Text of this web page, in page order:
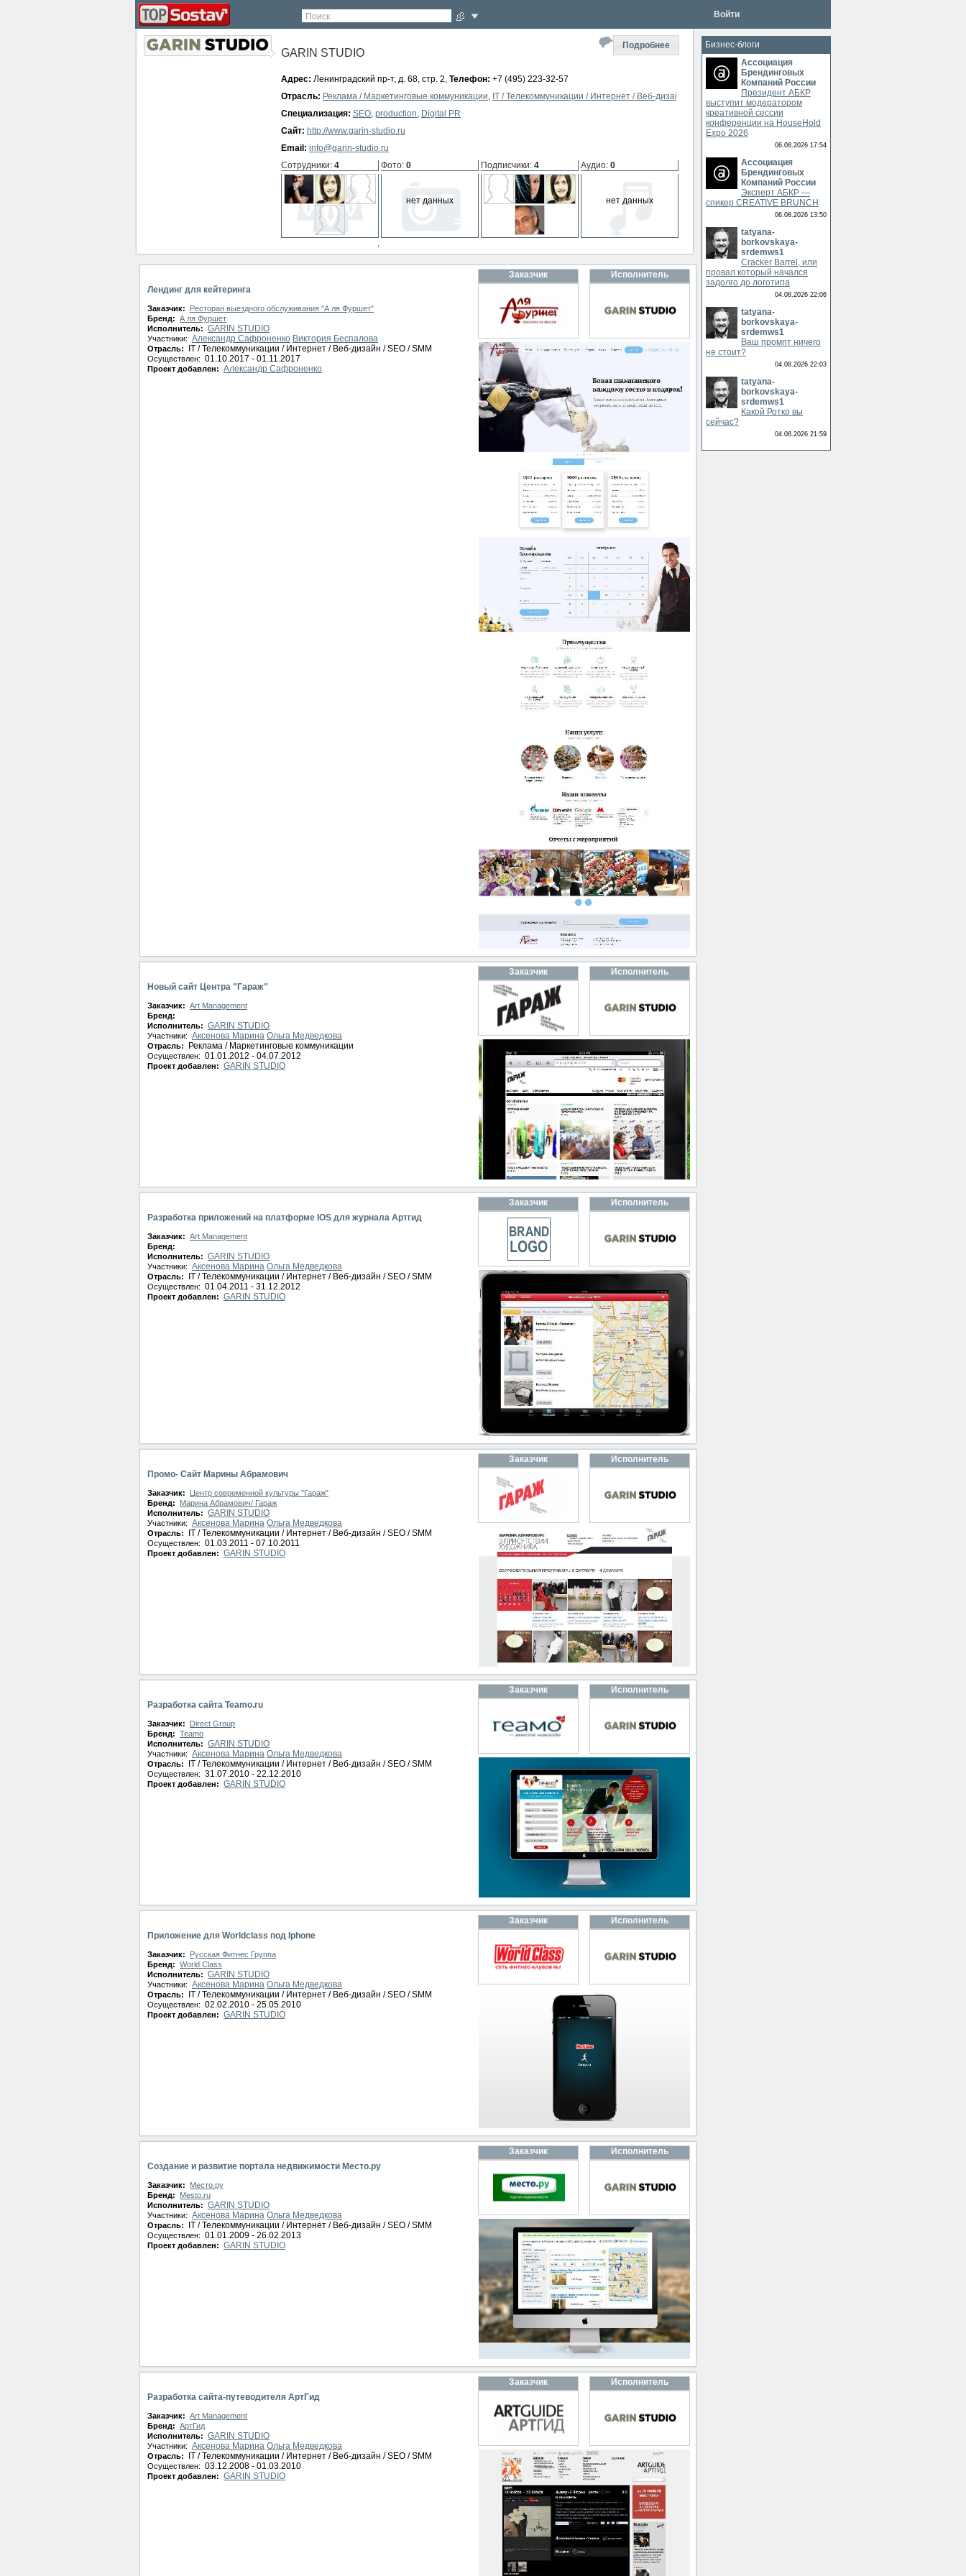
Поиск Войти
Подробнее
GARIN STUDIO
Адрес: Ленинградский пр-т, д. 68, стр. 2, Телефон: +7 (495) 223-32-57
Отрасль: Реклама / Маркетинговые коммуникации, IT / Телекоммуникации / Интернет / Веб-дизайн / SEO / SMM
Медиаселлинг / Медиабаинг / Медиаплэнинг
Специализация: SEO, production, Digital PR
Сайт: http://www.garin-studio.ru
Email: info@garin-studio.ru
Сотрудники: 4 Фото: 0
нет данных
Подписчики: 4 Аудио: 0
нет данных
Лендинг для кейтеринга
Заказчик:
Ресторан выездного обслуживания "А ля Фуршет"
Бренд: А ля Фуршет
Исполнитель: GARIN STUDIO
Участники: Александр Сафроненко Виктория Беспалова
Отрасль: IT / Телекоммуникации / Интернет / Веб-дизайн / SEO / SMM
Осуществлен: 01.10.2017 - 01.11.2017
Проект добавлен: Александр Сафроненко
Заказчик Исполнитель
Новый сайт Центра "Гараж"
Заказчик: Art Management
Бренд:
Исполнитель: GARIN STUDIO
Участники: Аксенова Марина Ольга Медведкова
Отрасль: Реклама / Маркетинговые коммуникации
Осуществлен: 01.01.2012 - 04.07.2012
Проект добавлен: GARIN STUDIO
Заказчик Исполнитель
Разработка приложений на платформе IOS для журнала Артгид
Заказчик: Art Management
Бренд:
Исполнитель: GARIN STUDIO
Участники: Аксенова Марина Ольга Медведкова
Отрасль: IT / Телекоммуникации / Интернет / Веб-дизайн / SEO / SMM
Осуществлен: 01.04.2011 - 31.12.2012
Проект добавлен: GARIN STUDIO
Заказчик Исполнитель
Промо- Сайт Марины Абрамович
Заказчик:
Центр современной культуры "Гараж"
Бренд:
Марина Абрамович/ Гараж
Исполнитель: GARIN STUDIO
Участники: Аксенова Марина Ольга Медведкова
Отрасль: IT / Телекоммуникации / Интернет / Веб-дизайн / SEO / SMM
Осуществлен: 01.03.2011 - 07.10.2011
Проект добавлен: GARIN STUDIO
Заказчик Исполнитель
Разработка сайта Teamo.ru
Заказчик:
Direct Group
Бренд: Teamo
Исполнитель: GARIN STUDIO
Участники: Аксенова Марина Ольга Медведкова
Отрасль: IT / Телекоммуникации / Интернет / Веб-дизайн / SEO / SMM
Осуществлен: 31.07.2010 - 22.12.2010
Проект добавлен: GARIN STUDIO
Заказчик Исполнитель
Приложение для Worldclass под Iphone
Заказчик:
Русская Фитнес Группа
Бренд: World Class
Исполнитель: GARIN STUDIO
Участники: Аксенова Марина Ольга Медведкова
Отрасль: IT / Телекоммуникации / Интернет / Веб-дизайн / SEO / SMM
Осуществлен: 02.02.2010 - 25.05.2010
Проект добавлен: GARIN STUDIO
Заказчик Исполнитель
Создание и развитие портала недвижимости Место.ру
Заказчик:
Место.ру
Бренд:
Mesto.ru
Исполнитель: GARIN STUDIO
Участники: Аксенова Марина Ольга Медведкова
Отрасль: IT / Телекоммуникации / Интернет / Веб-дизайн / SEO / SMM
Осуществлен: 01.01.2009 - 26.02.2013
Проект добавлен: GARIN STUDIO
Заказчик Исполнитель
Разработка сайта-путеводителя АртГид
Заказчик: Art Management
Бренд: АртГид
Исполнитель: GARIN STUDIO
Участники: Аксенова Марина Ольга Медведкова
Отрасль: IT / Телекоммуникации / Интернет / Веб-дизайн / SEO / SMM
Осуществлен: 03.12.2008 - 01.03.2010
Проект добавлен: GARIN STUDIO
Заказчик Исполнитель
Бизнес-блоги
Ассоциация
Брендинговых
Компаний России
Президент АБКР
выступит модератором
креативной сессии
конференции на HouseHold
Expo 2026
06.08.2026 17:54
Ассоциация
Брендинговых
Компаний России
Эксперт АБКР —
спикер CREATIVE BRUNCH
06.08.2026 13:50
tatyana-
borkovskaya-
srdemws1
Cracker Barrel, или
провал который начался
задолго до логотипа
04.08.2026 22:06
tatyana-
borkovskaya-
srdemws1
Ваш промпт ничего
не стоит?
04.08.2026 22:03
tatyana-
borkovskaya-
srdemws1
Какой Ротко вы
сейчас?
04.08.2026 21:59